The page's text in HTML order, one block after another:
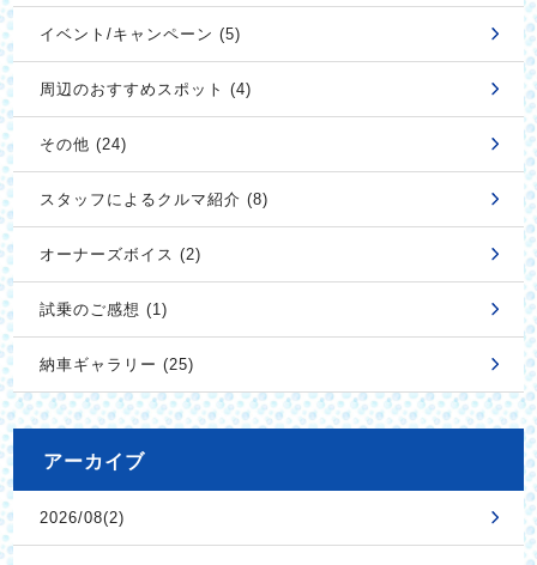
イベント/キャンペーン (5)
周辺のおすすめスポット (4)
その他 (24)
スタッフによるクルマ紹介 (8)
オーナーズボイス (2)
試乗のご感想 (1)
納車ギャラリー (25)
アーカイブ
2026/08(2)